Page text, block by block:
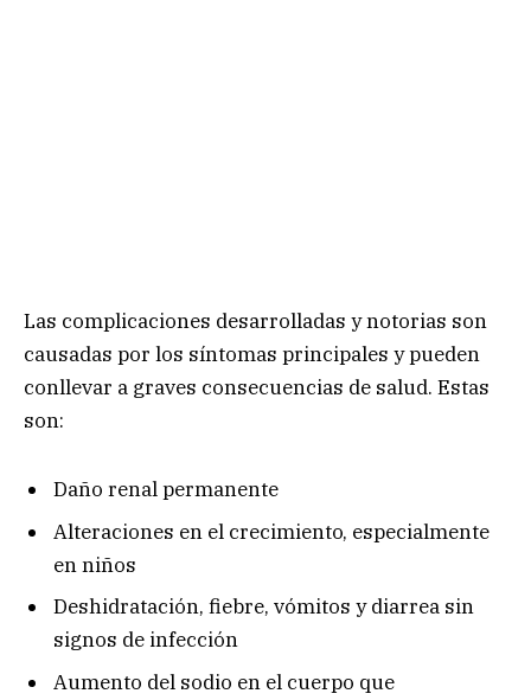
Las complicaciones desarrolladas y notorias son
causadas por los síntomas principales y pueden
conllevar a graves consecuencias de salud. Estas
son:
Daño renal permanente
Alteraciones en el crecimiento, especialmente
en niños
Deshidratación, fiebre, vómitos y diarrea sin
signos de infección
Aumento del sodio en el cuerpo que